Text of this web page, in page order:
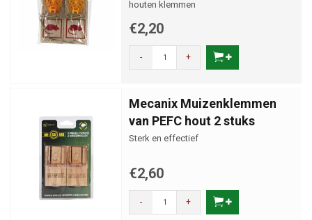
houten klemmen
€2,20
- +
Mecanix Muizenklemmen
van PEFC hout 2 stuks
Sterk en effectief
€2,60
- +